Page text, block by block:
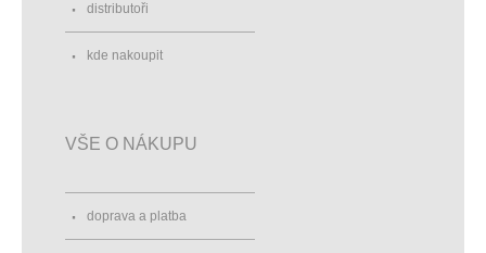
distributoři
kde nakoupit
VŠE O NÁKUPU
doprava a platba